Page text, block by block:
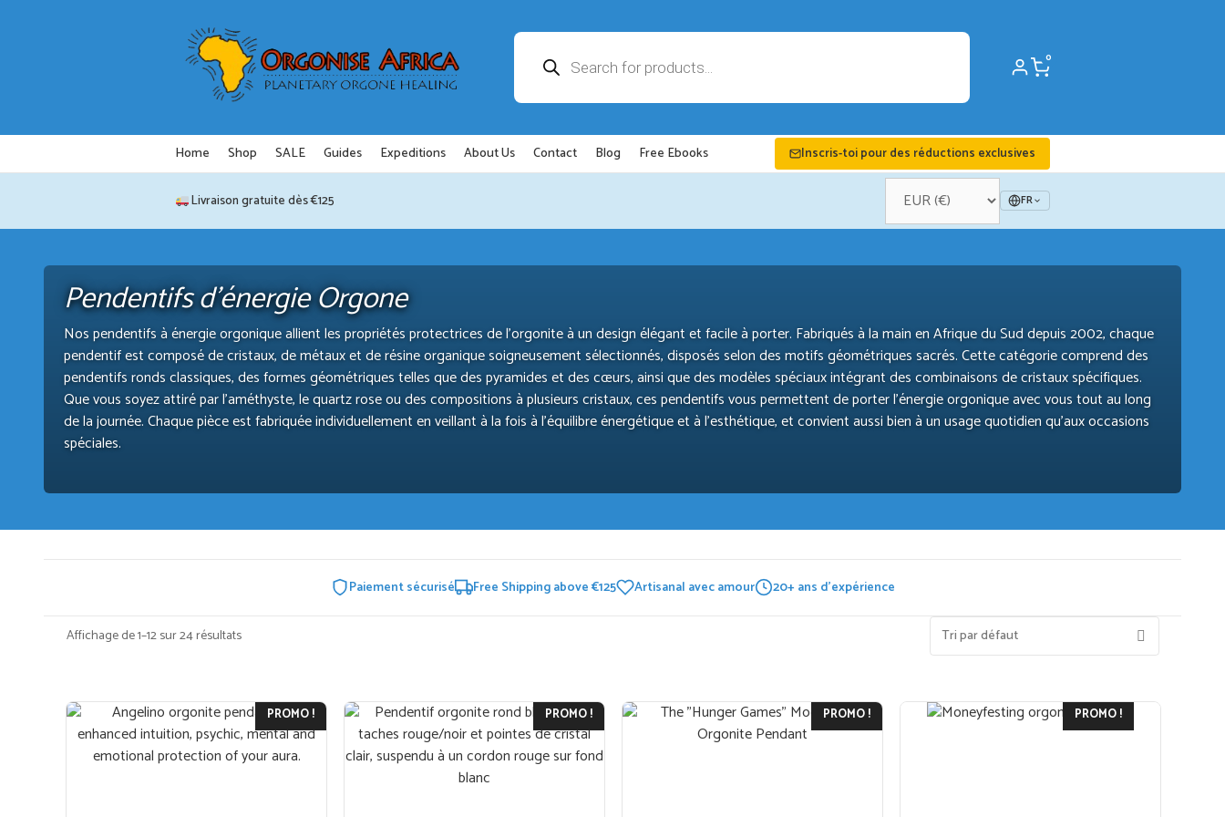
produits
0
Home Shop SALE Guides Expeditions About Us Contact Blog Free Ebooks Inscris-toi pour des réductions exclusives
Livraison gratuite dès €125 FR
Pendentifs d'énergie Orgone
Nos pendentifs à énergie orgonique allient les propriétés protectrices de l’orgonite à un design élégant et facile à porter. Fabriqués à la main en Afrique du Sud depuis 2002, chaque
pendentif est composé de cristaux, de métaux et de résine organique soigneusement sélectionnés, disposés selon des motifs géométriques sacrés. Cette catégorie comprend des
pendentifs ronds classiques, des formes géométriques telles que des pyramides et des cœurs, ainsi que des modèles spéciaux intégrant des combinaisons de cristaux spécifiques.
Que vous soyez attiré par l’améthyste, le quartz rose ou des compositions à plusieurs cristaux, ces pendentifs vous permettent de porter l’énergie orgonique avec vous tout au long
de la journée. Chaque pièce est fabriquée individuellement en veillant à la fois à l’équilibre énergétique et à l’esthétique, et convient aussi bien à un usage quotidien qu’aux occasions
spéciales.
Paiement sécurisé Free Shipping above €125 Artisanal avec amour 20+ ans d'expérience
Affichage de 1–12 sur 24 résultats
PROMO ! PROMO !
Ce
produit
a
PROMO ! PROMO !